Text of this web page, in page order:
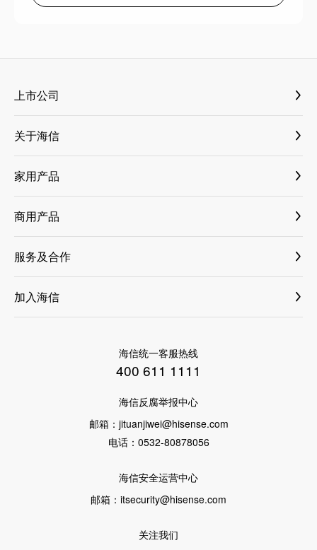
上市公司
海信视像 600060
海信家电 000921
三电控股 6444
乾照光电 300102
科林电气 603050
关于海信
媒体资料库
新闻与活动
国内新闻
国际新闻
科技创新
集团介绍
家用产品
大薄荷套系
古洛尼
小家电
家电
ASKO
商用产品
纳真科技
乾照光电
海信信芯微
海信网络能源
服务及合作
商业合作
增值服务
加入海信
社会招聘
海信统一客服热线
400 611 1111
海信反腐举报中心
邮箱： jituanjiwei@hisense.com
电话： 0532-80878056
海信安全运营中心
邮箱： itsecurity@hisense.com
关注我们